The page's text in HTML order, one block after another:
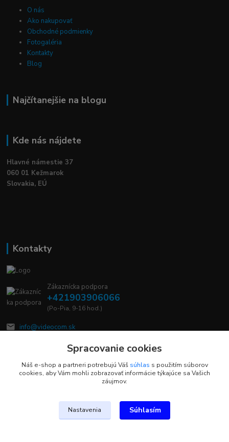
O nás
Ako nakupovať
Obchodné podmienky
Fotogaléria
Kontakty
Blog
Najčítanejšie na blogu
Kde nás nájdete
Hlavné námestie 37
060 01 Kežmarok
Slovakia, EÚ
Kontakty
Zákaznícka podpora
+421903906066
(Po-Pia, 9-16 hod.)
info@videocom.sk
Upravit sběr cookies.
Spracovanie cookies
Náš e-shop a partneri potrebujú Váš súhlas s použitím súborov
cookies, aby Vám mohli zobrazovať informácie týkajúce sa Vašich
záujmov.
Nastavenia Súhlasím